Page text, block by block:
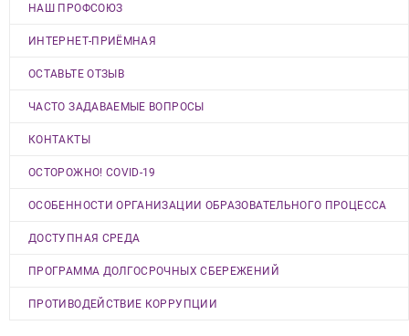
НАШ ПРОФСОЮЗ
ИНТЕРНЕТ-ПРИЁМНАЯ
ОСТАВЬТЕ ОТЗЫВ
ЧАСТО ЗАДАВАЕМЫЕ ВОПРОСЫ
КОНТАКТЫ
ОСТОРОЖНО! COVID-19
ОСОБЕННОСТИ ОРГАНИЗАЦИИ ОБРАЗОВАТЕЛЬНОГО ПРОЦЕССА
ДОСТУПНАЯ СРЕДА
ПРОГРАММА ДОЛГОСРОЧНЫХ СБЕРЕЖЕНИЙ
ПРОТИВОДЕЙСТВИЕ КОРРУПЦИИ